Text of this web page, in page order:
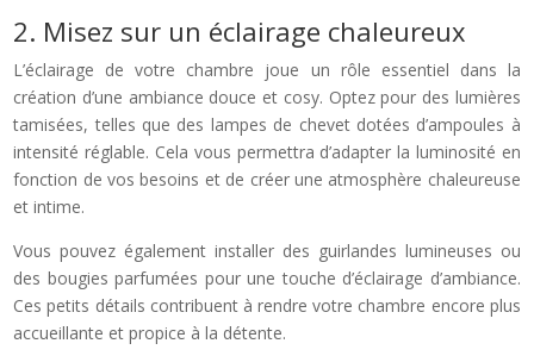
2. Misez sur un éclairage chaleureux
L’éclairage de votre chambre joue un rôle essentiel dans la
création d’une ambiance douce et cosy. Optez pour des lumières
tamisées, telles que des lampes de chevet dotées d’ampoules à
intensité réglable. Cela vous permettra d’adapter la luminosité en
fonction de vos besoins et de créer une atmosphère chaleureuse
et intime.
Vous pouvez également installer des guirlandes lumineuses ou
des bougies parfumées pour une touche d’éclairage d’ambiance.
Ces petits détails contribuent à rendre votre chambre encore plus
accueillante et propice à la détente.